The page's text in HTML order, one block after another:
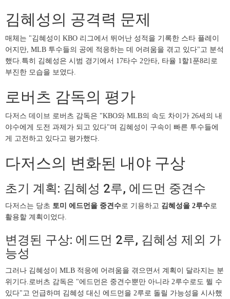
김혜성의 공격력 문제
매체는 "김혜성이 KBO 리그에서 뛰어난 성적을 기록한 스타 플레이
어지만, MLB 투수들의 공에 적응하는 데 어려움을 겪고 있다"고 분석
했다.특히 김혜성은 시범 경기에서 17타수 2안타, 타율 1할1푼8리로
부진한 모습을 보였다.
로버츠 감독의 평가
다저스 데이브 로버츠 감독은 "KBO와 MLB의 속도 차이가 26세의 내
야수에게 도전 과제가 되고 있다"며 김혜성이 구속이 빠른 투수들에
게 고전하고 있다고 평가했다.
다저스의 변화된 내야 구상
초기 계획: 김혜성 2루, 에드먼 중견수
다저스는 당초 토미 에드먼을 중견수로 기용하고 김혜성을 2루수로
활용할 계획이었다.
변경된 구상: 에드먼 2루, 김혜성 제외 가
능성
그러나 김혜성이 MLB 적응에 어려움을 겪으면서 계획이 달라지는 분
위기다.로버츠 감독은 "에드먼은 중견수뿐만 아니라 2루수로도 뛸 수
있다"고 언급하며 김혜성 대신 에드먼을 2루로 돌릴 가능성을 시사했